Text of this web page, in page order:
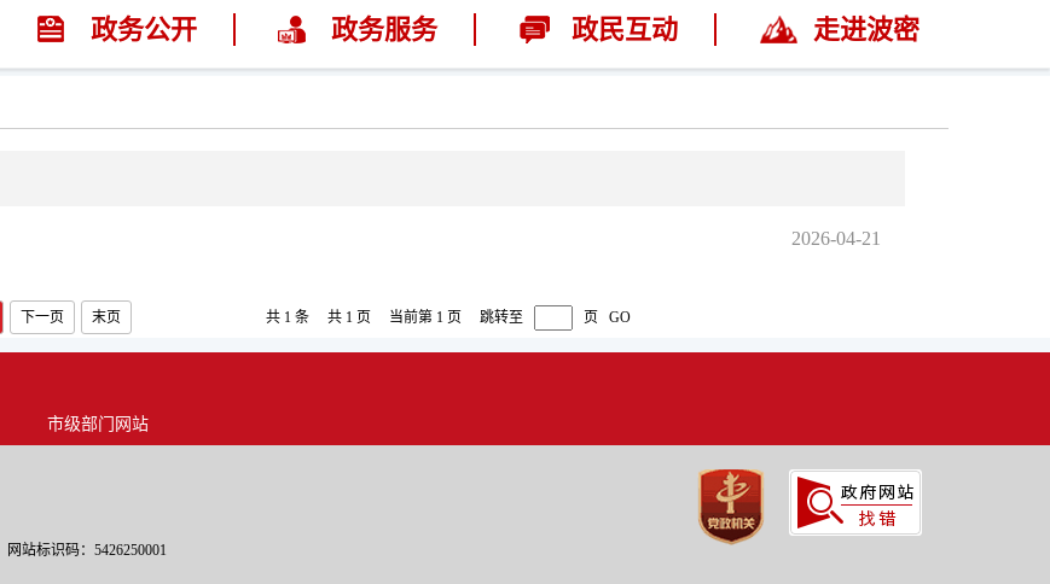
政务公开 政务服务 政民互动 走进波密
2026-04-21
下一页 末页 共 1 条 共 1 页 当前第 1 页 跳转至 页 GO
市级部门网站
网站标识码：5426250001